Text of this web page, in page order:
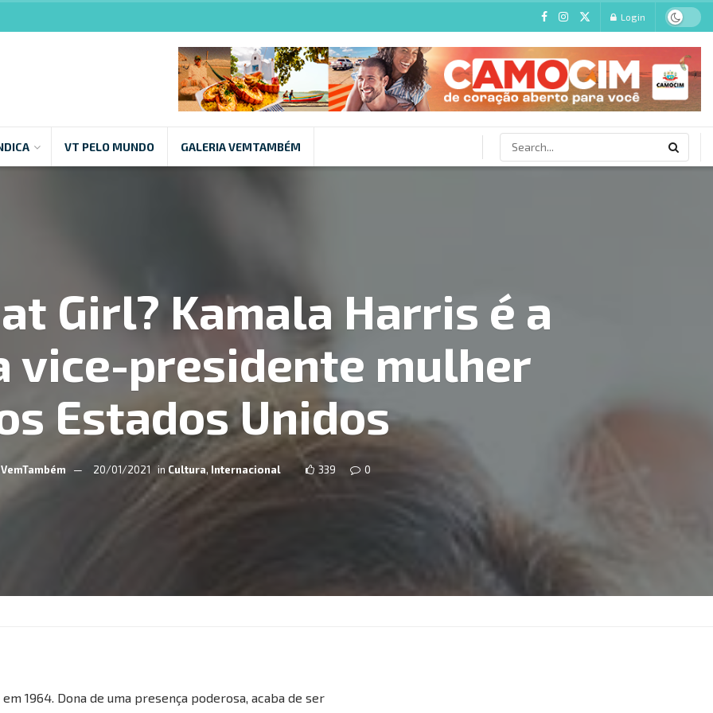
Login
VT PELO MUNDO GALERIA VEMTAMBÉM
Girl? Kamala Harris é a
vice-presidente mulher
Estados Unidos
VemTambém 20/01/2021 in Cultura, Internacional 339 0
1964. Dona de uma presença poderosa, acaba de ser